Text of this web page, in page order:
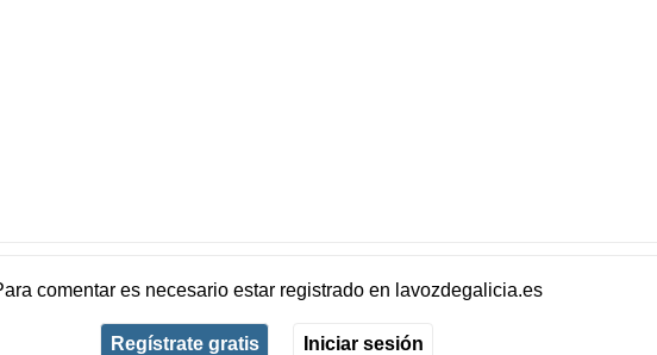
comentar es necesario estar registradoen lavozdegalicia.es
Regístrate gratis Iniciar sesión